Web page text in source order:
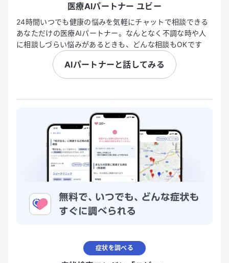
医療AIパートナー ユビー
24時間いつでも健康の悩みを気軽にチャットで相談できる
あなただけの医療AIパートナー。なんとなく不調な時や人
に相談しづらい悩みがあるときも、どんな相談もOKです
AIパートナーと話してみる
症状を調べる